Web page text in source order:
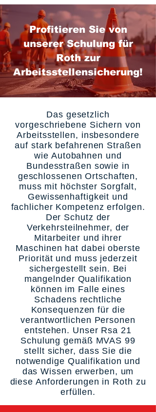
Profitieren Sie von
unserer Schulung für
Roth zur
Arbeitsstellensicherung!
Das gesetzlich
vorgeschriebene Sichern von
Arbeitsstellen, insbesondere
auf stark befahrenen Straßen
wie Autobahnen und
Bundesstraßen sowie in
geschlossenen Ortschaften,
muss mit höchster Sorgfalt,
Gewissenhaftigkeit und
fachlicher Kompetenz erfolgen.
Der Schutz der
Verkehrsteilnehmer, der
Mitarbeiter und ihrer
Maschinen hat dabei oberste
Priorität und muss jederzeit
sichergestellt sein. Bei
mangelnder Qualifikation
können im Falle eines
Schadens rechtliche
Konsequenzen für die
verantwortlichen Personen
entstehen. Unser Rsa 21
Schulung gemäß MVAS 99
stellt sicher, dass Sie die
notwendige Qualifikation und
das Wissen erwerben, um
diese Anforderungen in Roth zu
erfüllen.